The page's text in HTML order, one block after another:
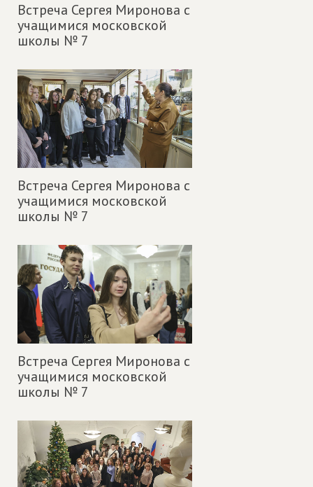
Встреча Сергея Миронова с
учащимися московской
школы № 7
Встреча Сергея Миронова с
учащимися московской
школы № 7
Встреча Сергея Миронова с
учащимися московской
школы № 7